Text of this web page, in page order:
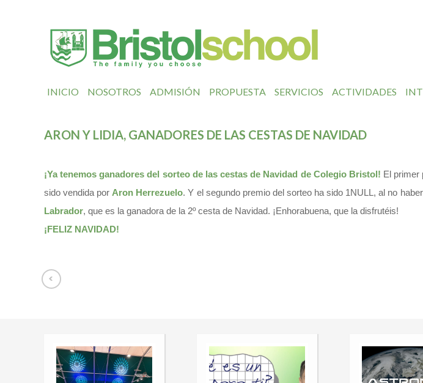
INICIO NOSOTROS ADMISIÓN PROPUESTA SERVICIOS ACTIVIDADES
ARON Y LIDIA, GANADORES DE LAS CESTAS DE NAVIDAD
¡Ya tenemos ganadores del sorteo de las cestas de Navidad de Colegio Bristol! El primer
sido vendida por Aron Herrezuelo. Y el segundo premio del sorteo ha sido 1NULL, al no
Labrador, que es la ganadora de la 2º cesta de Navidad. ¡Enhorabuena, que la disfrutéis!
¡FELIZ NAVIDAD!